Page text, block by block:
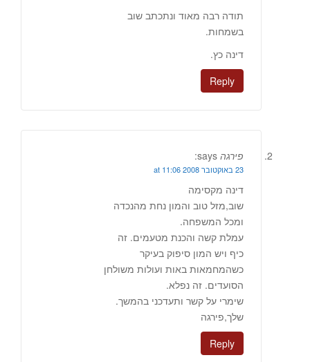
תודה רבה מאוד ונתכתב שוב
בשמחות.
דינה כץ.
Reply
פירגה says:
23 באוקטובר 2008 at 11:06
דינה מקסימה
שוב,מזל טוב והמון נחת מהנכדה
ומכל המשפחה.
עמלת קשה והכנת מטעמים. זה
כיף ויש המון סיפוק בעיקר
כשהמחמאות באות ועולות משולחן
הסועדים. זה נפלא.
שימרי על קשר ותעדכני בהמשך.
שלך,פירגה
Reply